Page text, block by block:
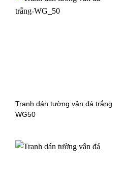
hoa FM2448
Tranh dán tường vân đá trắng
WG50